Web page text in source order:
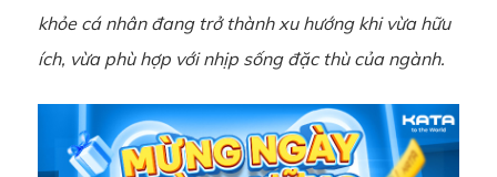
khỏe cá nhân đang trở thành xu hướng khi vừa hữu
ích, vừa phù hợp với nhịp sống đặc thù của ngành.